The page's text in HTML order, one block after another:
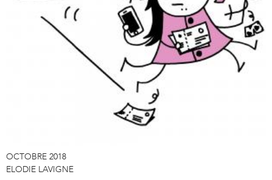
OCTOBRE 2018
ELODIE LAVIGNE